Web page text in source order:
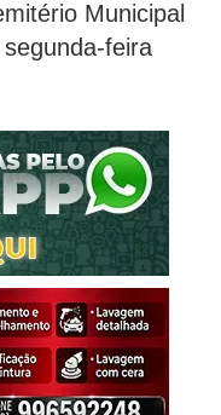
Municipal
feira